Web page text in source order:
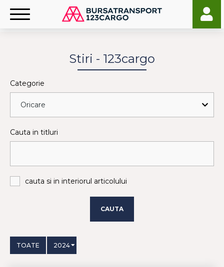
Stiri - 123cargo
Categorie
Cauta in titluri
cauta si in interiorul articolului
CAUTA
TOATE 2024